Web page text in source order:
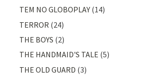
TEM NO GLOBOPLAY (14)
TERROR (24)
THE BOYS (2)
THE HANDMAID'S TALE (5)
THE OLD GUARD (3)